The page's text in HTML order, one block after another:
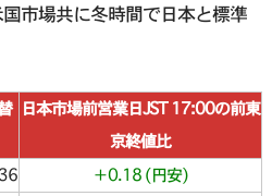
市場共に冬時間で日本と標準
日本市場前営業日JST 17:00の前東
京終値比
＋0.18 (円安)